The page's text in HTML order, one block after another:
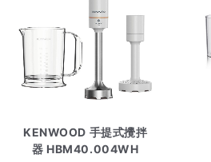
KENWOOD 手提式攪拌
器 HBM40.004WH